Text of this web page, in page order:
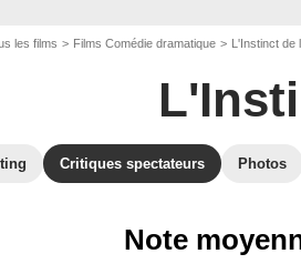
les films Films Comédie dramatique L'Instinct de
Critiques spectateurs Photos
Note